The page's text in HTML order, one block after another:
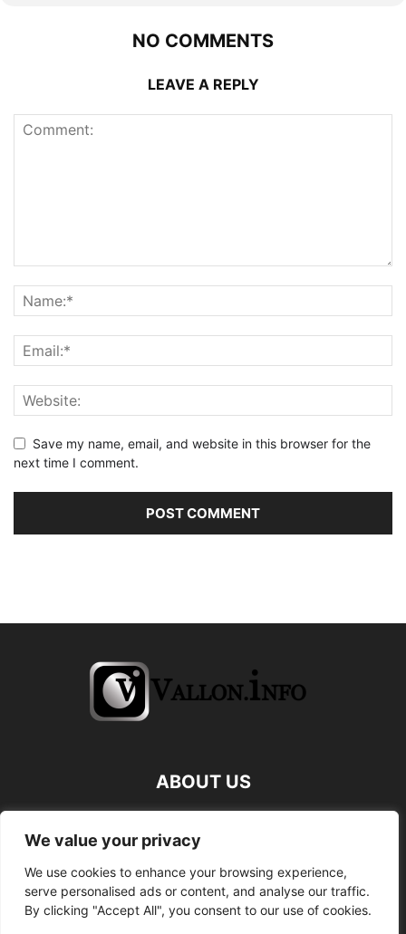
We value your privacy
We use cookies to enhance your browsing experience,
serve personalised ads or content, and analyse our traffic.
By clicking "Accept All", you consent to our use of cookies.
NO COMMENTS
LEAVE A REPLY
Save my name, email, and website in this browser for the
next time I comment.
ABOUT US
FOLLOW US